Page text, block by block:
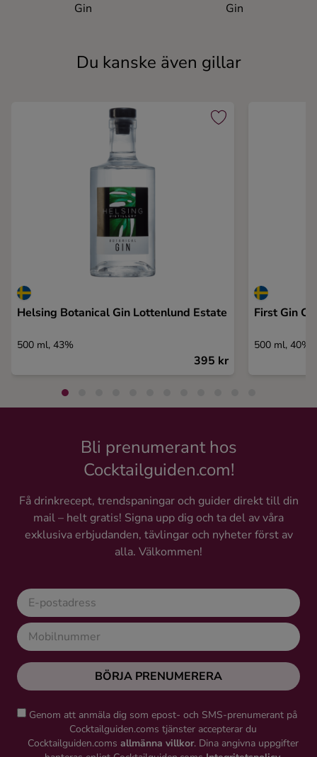
Gin
Gin
Du kanske även gillar
Helsing Botanical Gin Lottenlund Estate
500 ml, 43%
395 kr
First Gin
500 ml, 40%
Bli prenumerant hos
Cocktailguiden.com!
Få drinkrecept, trendspaningar och guider direkt till din
mail – helt gratis! Signa upp dig och ta del av våra
exklusiva erbjudanden, tävlingar och nyheter först av
alla. Välkommen!
BÖRJA PRENUMERERA
Genom att anmäla dig som epost- och SMS-prenumerant på
Cocktailguiden.coms tjänster accepterar du
Cocktailguiden.coms allmänna villkor. Dina angivna uppgifter